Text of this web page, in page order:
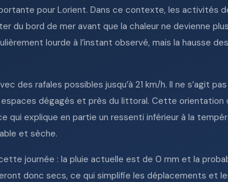
pour Lorient. Dans ce contexte, les activités
du bord de mer avant que la chaleur ne devienne
lourde à l’instant observé, mais la hausse
des rafales possibles jusqu’à 21 km/h. Il ne s’agit
dégagés et près du littoral. Cette orientation
qui explique en partie un ressenti inférieur à la
et sèche.
journée : la pluie actuelle est de 0 mm et la
donc secs, ce qui simplifie les déplacements et